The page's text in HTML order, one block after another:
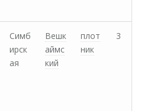
Симб
ирск
ая
Вешк
аймс
кий
плот
ник
3